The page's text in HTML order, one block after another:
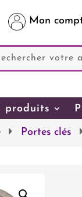
Mon
produits
Portes clés